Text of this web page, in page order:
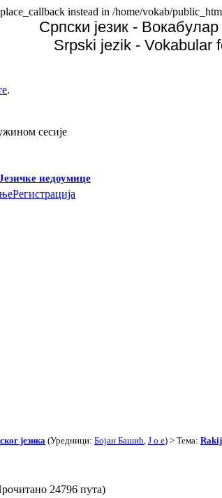
instead in /home/vokab/
Српски језик -
Srpski jezik - Vokabular
.
сесије
недоумице
Регистрација
језика (Уредници: Бојан Башић J o e) > Тема:
24796 пута)